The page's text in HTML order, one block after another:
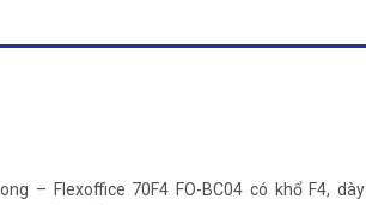
– Flexoffice 70F4 FO-BC04 có khổ F4, dày